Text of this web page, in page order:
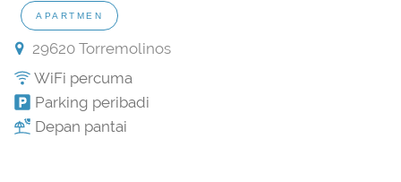
APARTMEN
29620 Torremolinos
WiFi percuma
Parking peribadi
Depan pantai